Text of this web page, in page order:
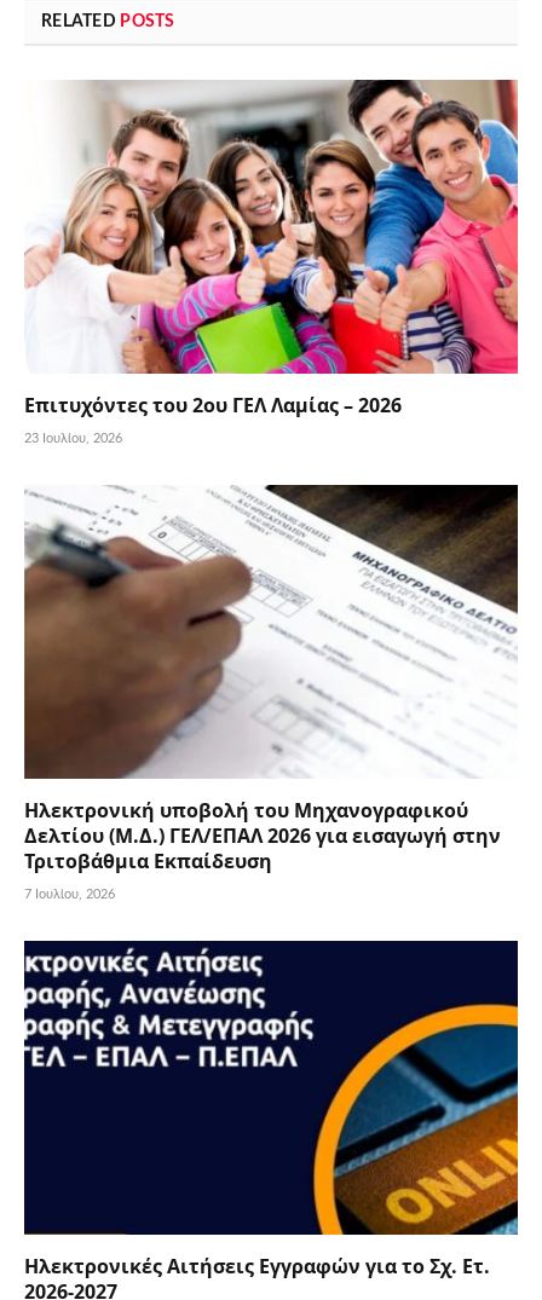
RELATED POSTS
Επιτυχόντες του 2ου ΓΕΛ Λαμίας – 2026
23 Ιουλίου, 2026
Ηλεκτρονική υποβολή του Μηχανογραφικού
Δελτίου (Μ.Δ.) ΓΕΛ/ΕΠΑΛ 2026 για εισαγωγή στην
Τριτοβάθμια Εκπαίδευση
7 Ιουλίου, 2026
Ηλεκτρονικές Αιτήσεις Εγγραφών για το Σχ. Ετ.
2026-2027